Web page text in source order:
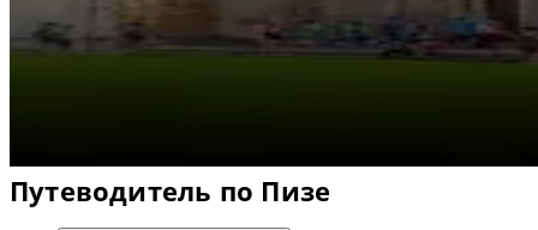
Путеводитель по Пизе